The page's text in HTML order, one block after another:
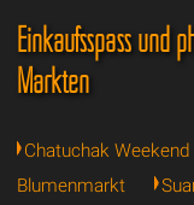
Einkaufsspass und
Märkten
Chatuchak
Blumenmarkt